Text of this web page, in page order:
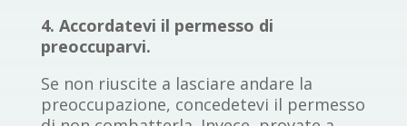
4. Accordatevi il permesso di
preoccuparvi.
Se non riuscite a lasciare andare la
preoccupazione, concedetevi il permesso